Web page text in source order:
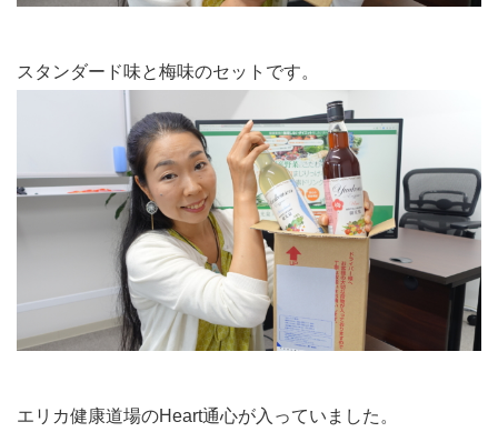
スタンダード味と梅味のセットです。
エリカ健康道場のHeart通心が入っていました。